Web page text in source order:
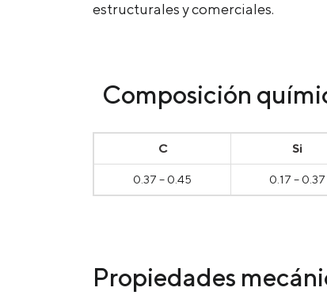
estructurales y comerciales.
Composición
С Si
0.37 – 0.45 0.17 – 0.37
Propiedades